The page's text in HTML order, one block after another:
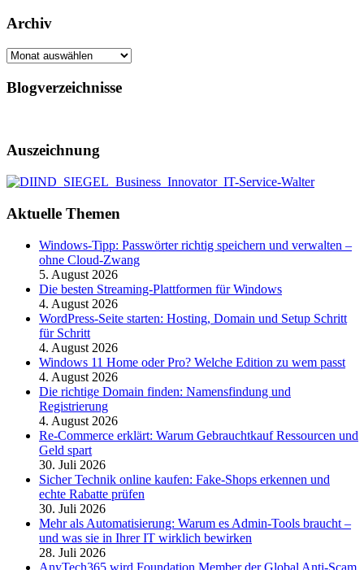
Archiv
Archiv
Blogverzeichnisse
Auszeichnung
Aktuelle Themen
Windows-Tipp: Passwörter richtig speichern und verwalten –
ohne Cloud-Zwang
5. August 2026
Die besten Streaming-Plattformen für Windows
4. August 2026
WordPress-Seite starten: Hosting, Domain und Setup Schritt
für Schritt
4. August 2026
Windows 11 Home oder Pro? Welche Edition zu wem passt
4. August 2026
Die richtige Domain finden: Namensfindung und
Registrierung
4. August 2026
Re-Commerce erklärt: Warum Gebrauchtkauf Ressourcen und
Geld spart
30. Juli 2026
Sicher Technik online kaufen: Fake-Shops erkennen und
echte Rabatte prüfen
30. Juli 2026
Mehr als Automatisierung: Warum es Admin-Tools braucht –
und was sie in Ihrer IT wirklich bewirken
28. Juli 2026
AnyTech365 wird Foundation Member der Global Anti-Scam